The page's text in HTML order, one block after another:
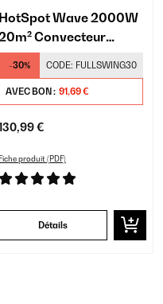
HotSpot Wave 2000W
Convecteur
Blanc
-30% CODE: FULLSWING30
AVEC BON : 91,69 €
€
Fiche produit (PDF)
Détails